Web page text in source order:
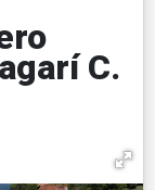
C.